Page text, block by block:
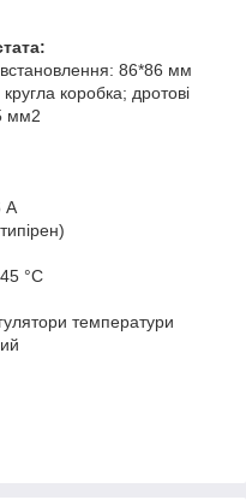
86*86 мм
коробка; дротові
мм2
А
°C
температури